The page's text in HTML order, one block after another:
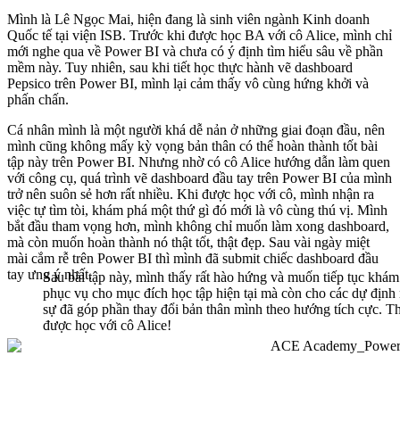
Mình là Lê Ngọc Mai, hiện đang là sinh viên ngành Kinh doanh
Quốc tế tại viện ISB. Trước khi được học BA với cô Alice, mình chỉ
mới nghe qua về Power BI và chưa có ý định tìm hiểu sâu về phần
mềm này. Tuy nhiên, sau khi tiết học thực hành vẽ dashboard
Pepsico trên Power BI, mình lại cảm thấy vô cùng hứng khởi và
phấn chấn.
Cá nhân mình là một người khá dễ nản ở những giai đoạn đầu, nên
mình cũng không mấy kỳ vọng bản thân có thể hoàn thành tốt bài
tập này trên Power BI. Nhưng nhờ có cô Alice hướng dẫn làm quen
với công cụ, quá trình vẽ dashboard đầu tay trên Power BI của mình
trở nên suôn sẻ hơn rất nhiều. Khi được học với cô, mình nhận ra
việc tự tìm tòi, khám phá một thứ gì đó mới là vô cùng thú vị. Mình
bắt đầu tham vọng hơn, mình không chỉ muốn làm xong dashboard,
mà còn muốn hoàn thành nó thật tốt, thật đẹp. Sau vài ngày miệt
mài cắm rễ trên Power BI thì mình đã submit chiếc dashboard đầu
tay ưng ý nhất.
Sau bài tập này, mình thấy rất hào hứng và muốn tiếp tục
phục vụ cho mục đích học tập hiện tại mà còn cho các dự
sự đã góp phần thay đổi bản thân mình theo hướng tích cực.
được học với cô Alice!